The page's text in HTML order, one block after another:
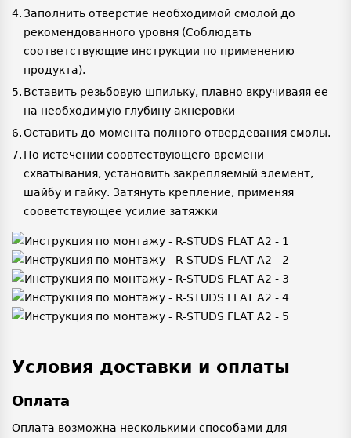
Заполнить отверстие необходимой смолой до
рекомендованного уровня (Соблюдать
соответствующие инструкции по применению
продукта).
Вставить резьбовую шпильку, плавно вкручиваяя ее
на необходимую глубину акнеровки
Оставить до момента полного отвердевания смолы.
По истечении соовтествующего времени
схватывания, установить закрепляемый элемент,
шайбу и гайку. Затянуть крепление, применяя
сооветствующее усилие затяжки
Условия доставки и оплаты
Оплата
Оплата возможна несколькими способами для